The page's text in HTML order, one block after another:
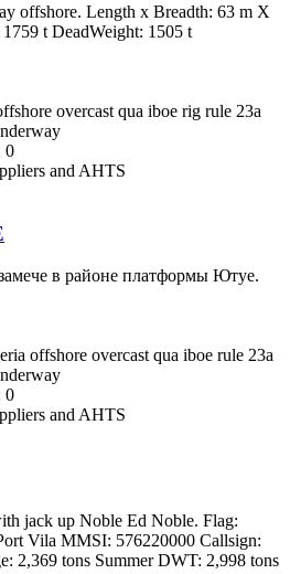
offshore. Length x Breadth: 63 m X
t DeadWeight: 1505 t
overcast qua iboe rig rule 23a
0
and AHTS
в районе платформы Ютуе.
offshore overcast qua iboe rule 23a
0
and AHTS
jack up Noble Ed Noble. Flag:
Vila MMSI: 576220000 Callsign:
2,369 tons Summer DWT: 2,998 tons